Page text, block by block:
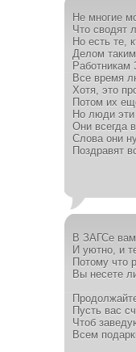
Не многие
Что сводят
Но есть те,
Делом
Работникам
Все время
Хотя, это
Потом их
Но люди
Они всегда
Слова они
Поздравят
В ЗАГСе
И уютно, и
Потому что
Вы несете
Пусть вас
Чтоб
Всем